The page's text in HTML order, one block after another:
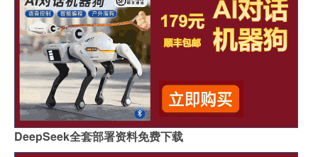
DeepSeek全套部署资料免费下载